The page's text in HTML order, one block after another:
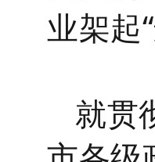
业架起
就贯